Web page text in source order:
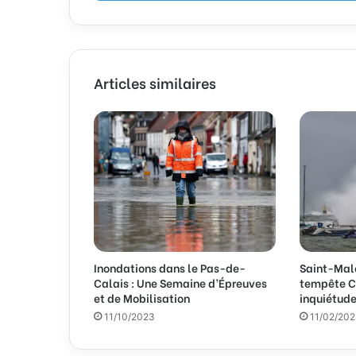
e
o
r
a
d
e
s
s
E
m
a
i
l
Articles similaires
Inondations dans le Pas-de-
Calais : Une Semaine d’Épreuves
et de Mobilisation
11/10/2023
Saint-
tempête
11/02/